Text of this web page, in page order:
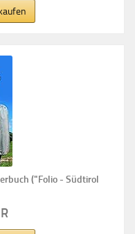
("Folio - Südtirol